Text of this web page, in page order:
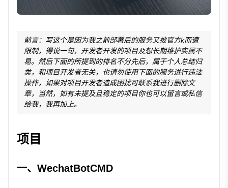
前言：写这个是因为我之前部署后的服务又被官方k而遭
限制，得说一句，开发者开发的项目及想长期维护实属不
易。然后下面的所提到的排名不分先后，属于个人总结归
类，和项目开发者无关，也请勿使用下面的服务进行违法
操作，如果对项目开发者造成困扰可联系我进行删除文
章，当然，如有未提及且稳定的项目你也可以留言或私信
给我，我再加上。
项目
一、WechatBotCMD